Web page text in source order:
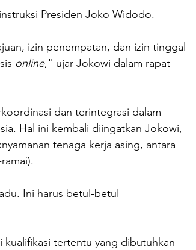
Presiden Joko Widodo.
izin penempatan, dan izin tinggal
online," ujar Jokowi dalam rapat
dan terintegrasi dalam
Hal ini kembali diingatkan Jokowi,
tenaga kerja asing, antara
Ini harus betul-betul
tertentu yang dibutuhkan